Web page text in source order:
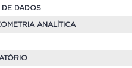
DADOS
ANALÍTICA